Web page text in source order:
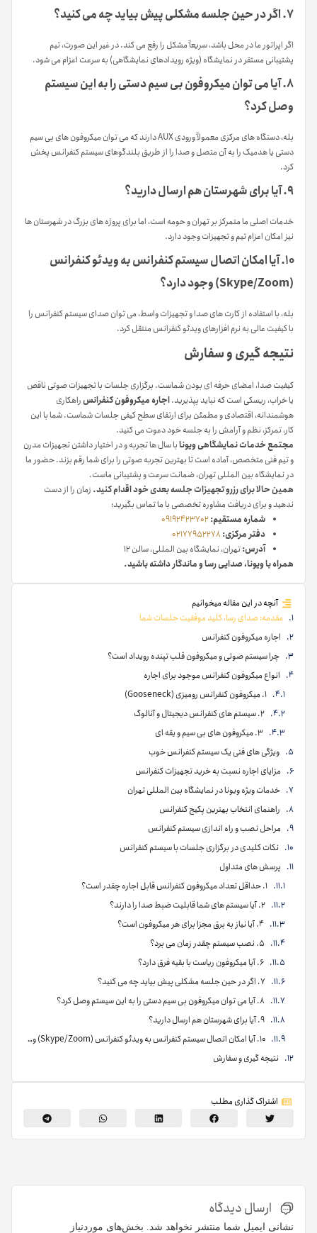
۷. اگر در حین جلسه مشکلی پیش بیاید چه می کنید؟
اگر اپراتور ما در محل باشد، سریعاً مشکل را رفع می کند. در غیر این صورت، تیم
پشتیبانی مستقر در نمایشگاه (ویژه رویدادهای نمایشگاهی) به سرعت اعزام می شود.
۸. آیا می توان میکروفون بی سیم دستی را به این سیستم
وصل کرد؟
بله، دستگاه های مرکزی معمولاً ورودی AUX دارند که می توان میکروفون های بی سیم
دستی یا هدمیک را به آن متصل و صدا را از طریق بلندگوهای سیستم کنفرانس پخش
کرد.
۹. آیا برای شهرستان هم ارسال دارید؟
خدمات اصلی ما متمرکز بر تهران و حومه است، اما برای پروژه های بزرگ در شهرستان ها
نیز امکان اعزام تیم و تجهیزات وجود دارد.
۱۰. آیا امکان اتصال سیستم کنفرانس به ویدئو کنفرانس
(Skype/Zoom) وجود دارد؟
بله، با استفاده از کارت های صدا و تجهیزات واسط، می توان صدای سیستم کنفرانس را
با کیفیت عالی به نرم افزارهای ویدئو کنفرانس منتقل کرد.
نتیجه گیری و سفارش
کیفیت صدا، امضای حرفه ای بودن شماست. برگزاری جلسات با تجهیزات صوتی ناقص
یا خراب، ریسکی است که نباید بپذیرید.اجاره میکروفون کنفرانسراهکاری
هوشمندانه، اقتصادی و مطمئن برای ارتقای سطح کیفی جلسات شماست. شما با این
کار، تمرکز، نظم و آرامش را به جلسه خود دعوت می کنید.
مجتمع خدمات نمایشگاهی ویونابا سال ها تجربه و در اختیار داشتن تجهیزات مدرن
و تیم فنی متخصص، آماده است تا بهترین تجربه صوتی را برای شما رقم بزند. حضور ما
در نمایشگاه بین المللی تهران، ضمانت سرعت و پشتیبانی ماست.
همین حالا برای رزرو تجهیزات جلسه بعدی خود اقدام کنید. زمان را از دست
ندهید و برای دریافت مشاوره تخصصی با ما تماس بگیرید:
شماره مستقیم:09192423702
دفتر مرکزی: 02177952278
آدرس:تهران، نمایشگاه بین المللی، سالن ۱۲
همراه با ویونا، صدایی رسا و ماندگار داشته باشید.
آنچه در این مقاله میخوانیم
مقدمه: صدای رسا، کلید موفقیت جلسات شما
اجاره میکروفون کنفرانس
چرا سیستم صوتی و میکروفون قلب تپنده رویداد است؟
انواع میکروفون کنفرانس موجود برای اجاره
۱. میکروفون کنفرانس رومیزی (Gooseneck)
۲. سیستم های کنفرانس دیجیتال و آنالوگ
۳. میکروفون های بی سیم و یقه ای
ویژگی های فنی یک سیستم کنفرانس خوب
مزایای اجاره نسبت به خرید تجهیزات کنفرانس
خدمات ویژه ویونا در نمایشگاه بین المللی تهران
راهنمای انتخاب بهترین پکیج کنفرانس
مراحل نصب و راه اندازی سیستم کنفرانس
نکات کلیدی در برگزاری جلسات با سیستم کنفرانس
پرسش های متداول
۱. حداقل تعداد میکروفون کنفرانس قابل اجاره چقدر است؟
۲. آیا سیستم های شما قابلیت ضبط صدا را دارند؟
۴. آیا نیاز به برق مجزا برای هر میکروفون است؟
۵. نصب سیستم چقدر زمان می برد؟
۶. آیا میکروفون ریاست با بقیه فرق دارد؟
۷. اگر در حین جلسه مشکلی پیش بیاید چه می کنید؟
۸. آیا می توان میکروفون بی سیم دستی را به این سیستم وصل کرد؟
۹. آیا برای شهرستان هم ارسال دارید؟
۱۰. آیا امکان اتصال سیستم کنفرانس به ویدئو کنفرانس (Skype/Zoom) وجود دارد؟
نتیجه گیری و سفارش
اشتراک گذاری مطلب
ارسال دیدگاه
نشانی ایمیل شما منتشر نخواهد شد. بخش‌های موردنیاز